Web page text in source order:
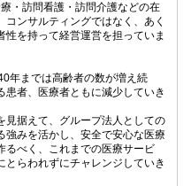
・訪問看護・訪問介護などの在
ンサルティングではなく、あく
性を持って経営運営を担っていま
年までは高齢者の数が増え続
患者、医療者ともに減少していき
見据えて、グループ法人としての
強みを活かし、安全で安心な医療
るべく、これまでの医療サービ
とらわれずにチャレンジしていき